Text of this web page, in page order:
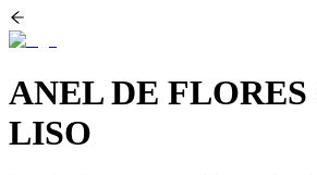
ANEL DE FLORES
LISO